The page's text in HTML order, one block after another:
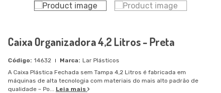
Caixa Organizadora 4,2 Litros - Preta
14632
Lar Plásticos
A Caixa Plástica Fechada sem Tampa 4,2 Litros é fabricada em
máquinas de alta tecnologia com materiais do mais alto padrão de
qualidade – Po... Leia mais